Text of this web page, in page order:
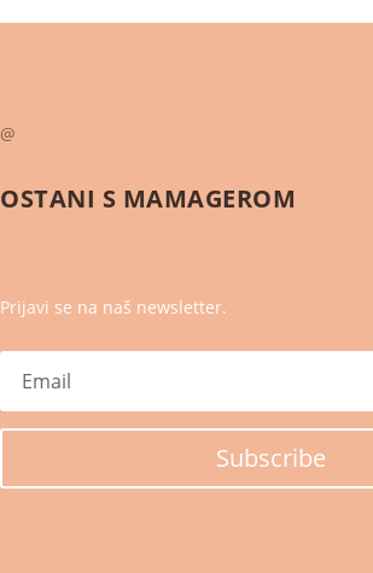
@
OSTANI S MAMAGEROM
Prijavi se na naš newsletter.
Subscribe